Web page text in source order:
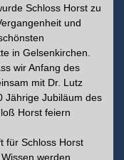
Schloss Horst zu
und
in Gelsenkirchen.
wir Anfang des
mit Dr. Lutz
Jährige Jubiläum des
Horst feiern
für Schloss Horst
werden